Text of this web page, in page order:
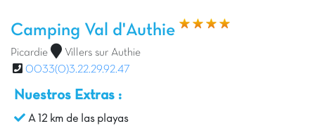
Camping Val d'Authie
Picardie
Villers sur Authie
0033(0)3.22.29.92.47
Nuestros Extras :
A 12 km de las playas